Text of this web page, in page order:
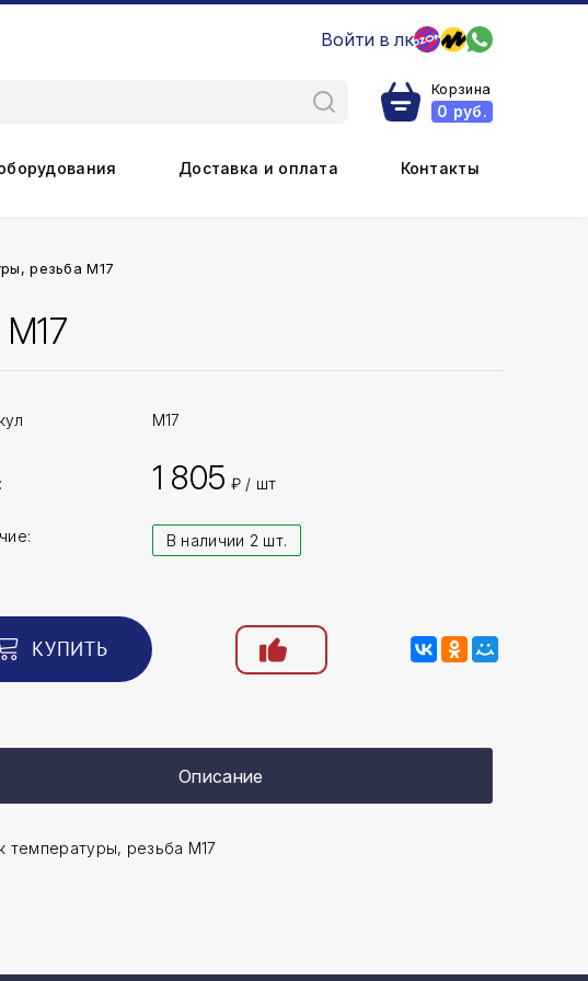
Войти в лк
Корзина
0 руб.
Доставка и оплата Контакты
резьба М17
М17
М17
1 805 ₽ / шт
В наличии 2 шт.
КУПИТЬ
Описание
температуры, резьба М17